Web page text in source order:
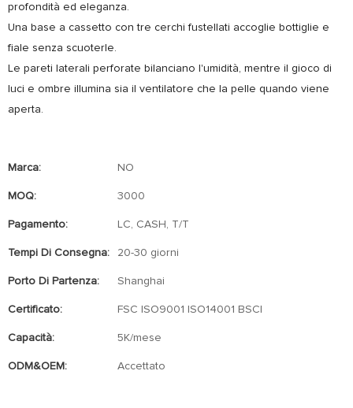
profondità ed eleganza.
Una base a cassetto con tre cerchi fustellati accoglie bottiglie e
fiale senza scuoterle.
Le pareti laterali perforate bilanciano l'umidità, mentre il gioco di
luci e ombre illumina sia il ventilatore che la pelle quando viene
aperta.
Marca: NO
MOQ: 3000
Pagamento: LC, CASH, T/T
Tempi Di Consegna: 20-30 giorni
Porto Di Partenza: Shanghai
Certificato: FSC ISO9001 ISO14001 BSCI
Capacità: 5K/mese
ODM&OEM: Accettato